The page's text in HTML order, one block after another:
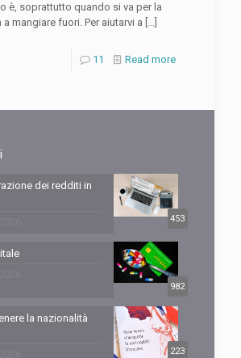
è, soprattutto quando si va per la
mangiare fuori. Per aiutarvi a […]
11 Read more
453
dei redditi in
982
223
la nazionalità